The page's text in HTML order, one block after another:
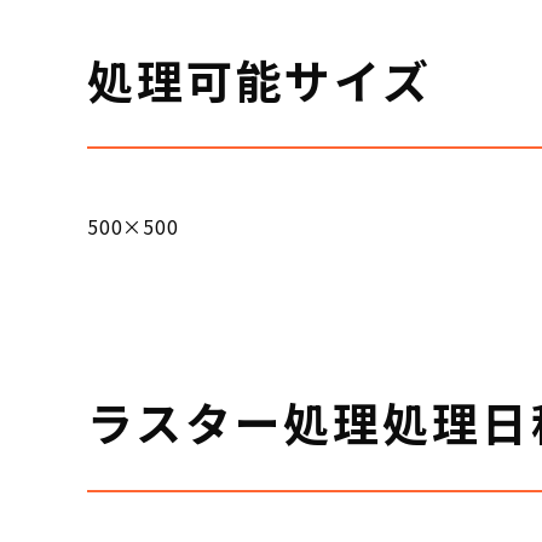
処理可能サイズ
500×500
ラスター処理処理